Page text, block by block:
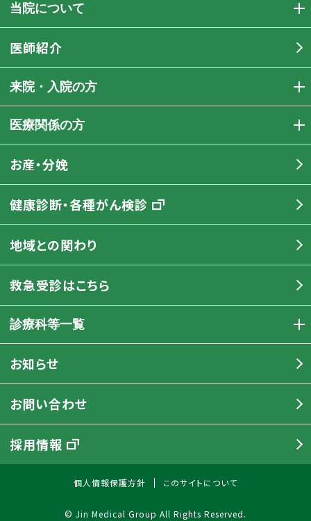
当院について
医師紹介
来院・入院の方
医療関係の方
お産・分娩
健康診断・各種がん検診
地域との関わり
救急受診はこちら
診療科等一覧
お知らせ
お問い合わせ
採用情報
個人情報保護方針 このサイトについて
© Jin Medical Group All Rights Reserved.